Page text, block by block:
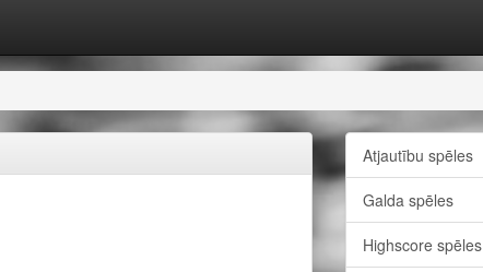
Atjautību spēles
Galda spēles
Highscore spēles